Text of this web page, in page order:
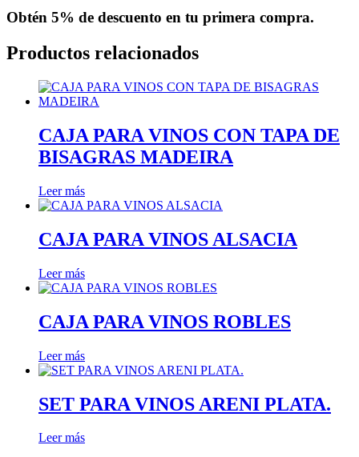
Obtén 5% de descuento en tu primera compra.
Productos relacionados
CAJA PARA VINOS CON TAPA DE
BISAGRAS MADEIRA
Leer más
CAJA PARA VINOS ALSACIA
Leer más
CAJA PARA VINOS ROBLES
Leer más
SET PARA VINOS ARENI PLATA.
Leer más